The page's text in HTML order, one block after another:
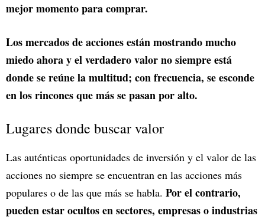
mejor momento para comprar.
Los mercados de acciones están mostrando mucho
miedo ahora y el verdadero valor no siempre está
donde se reúne la multitud; con frecuencia, se esconde
en los rincones que más se pasan por alto.
Lugares donde buscar valor
Las auténticas oportunidades de inversión y el valor de las
acciones no siempre se encuentran en las acciones más
populares o de las que más se habla. Por el contrario,
pueden estar ocultos en sectores, empresas o industrias